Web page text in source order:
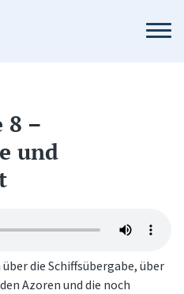
8 –
und
die Schiffsübergabe, über
Azoren und die noch